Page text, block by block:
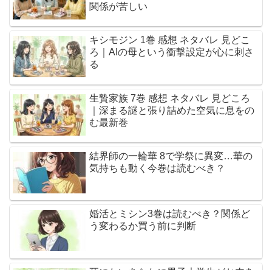
関係が苦しい
キシモジン 1巻 感想 ネタバレ 見どこ
ろ｜AIの母という衝撃設定が心に刺さ
る
生贄家族 7巻 感想 ネタバレ 見どころ
｜深まる謎と張り詰めた空気に息をの
む最新巻
結界師の一輪華 8で学祭に異変…華の
気持ちも動く今巻は読むべき？
婚活とミシン3巻は読むべき？関係ど
う変わるか買う前に判断